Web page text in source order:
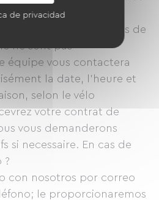
de ello.
et heures affichées lors de
ne sont pas
équipe vous contactera
la date, l'heure et
selon le vélo
votre contrat de
vous demanderons
si necessaire. En cas de
?
con nosotros por correo
le proporcionaremos
de privacidad